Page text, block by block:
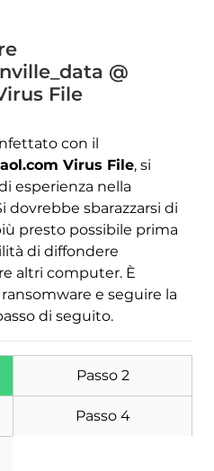
@
File
con il
Virus File, si
esperienza nella
dovrebbe sbarazzarsi di
presto possibile prima
di diffondere
altri computer. È
e seguire la
di seguito.
Passo 2
Passo 4
di rimozione